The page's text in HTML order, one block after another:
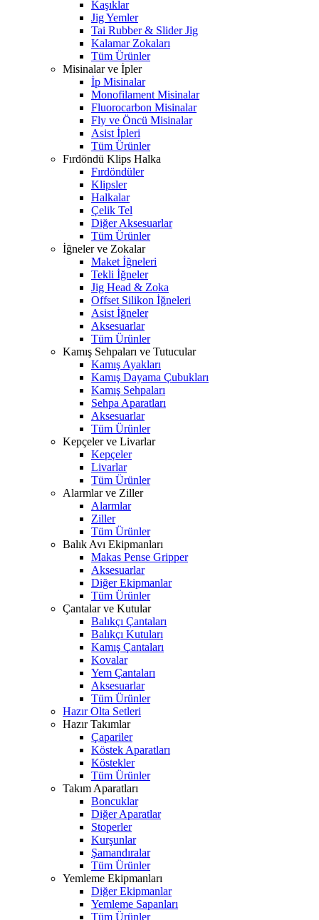
Kaşıklar
Jig Yemler
Tai Rubber & Slider Jig
Kalamar Zokaları
Tüm Ürünler
Misinalar ve İpler
İp Misinalar
Monofilament Misinalar
Fluorocarbon Misinalar
Fly ve Öncü Misinalar
Asist İpleri
Tüm Ürünler
Fırdöndü Klips Halka
Fırdöndüler
Klipsler
Halkalar
Çelik Tel
Diğer Aksesuarlar
Tüm Ürünler
İğneler ve Zokalar
Maket İğneleri
Tekli İğneler
Jig Head & Zoka
Offset Silikon İğneleri
Asist İğneler
Aksesuarlar
Tüm Ürünler
Kamış Sehpaları ve Tutucular
Kamış Ayakları
Kamış Dayama Çubukları
Kamış Sehpaları
Sehpa Aparatları
Aksesuarlar
Tüm Ürünler
Kepçeler ve Livarlar
Kepçeler
Livarlar
Tüm Ürünler
Alarmlar ve Ziller
Alarmlar
Ziller
Tüm Ürünler
Balık Avı Ekipmanları
Makas Pense Gripper
Aksesuarlar
Diğer Ekipmanlar
Tüm Ürünler
Çantalar ve Kutular
Balıkçı Çantaları
Balıkçı Kutuları
Kamış Çantaları
Kovalar
Yem Çantaları
Aksesuarlar
Tüm Ürünler
Hazır Olta Setleri
Hazır Takımlar
Çapariler
Köstek Aparatları
Köstekler
Tüm Ürünler
Takım Aparatları
Boncuklar
Diğer Aparatlar
Stoperler
Kurşunlar
Şamandıralar
Tüm Ürünler
Yemleme Ekipmanları
Diğer Ekipmanlar
Yemleme Sapanları
Tüm Ürünler